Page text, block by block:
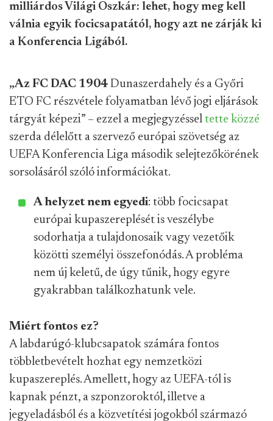
milliárdos Világi Oszkár: lehet, hogy meg kell
válnia egyik focicsapatától, hogy azt ne zárják ki
a Konferencia Ligából.
„Az FC DAC 1904 Dunaszerdahely és a Győri
ETO FC részvétele folyamatban lévő jogi eljárások
tárgyát képezi” – ezzel a megjegyzéssel tette közzé
szerda délelőtt a szervező európai szövetség az
UEFA Konferencia Liga második selejtezőkörének
sorsolásáról szóló információkat.
A helyzet nem egyedi: több focicsapat
európai kupaszereplését is veszélybe
sodorhatja a tulajdonosaik vagy vezetőik
közötti személyi összefonódás. A probléma
nem új keletű, de úgy tűnik, hogy egyre
gyakrabban találkozhatunk vele.
Miért fontos ez?
A labdarúgó-klubcsapatok számára fontos
többletbevételt hozhat egy nemzetközi
kupaszereplés. Amellett, hogy az UEFA-tól is
kapnak pénzt, a szponzoroktól, illetve a
jegyeladásból és a közvetítési jogokból származó